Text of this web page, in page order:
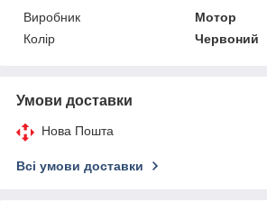
Виробник
Мотор
Колір
Червоний
Умови доставки
Нова Пошта
Всі умови доставки